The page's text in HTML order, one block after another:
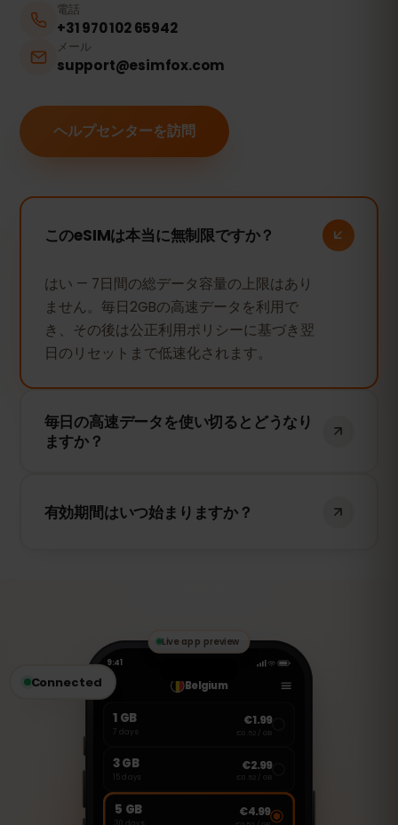
電話
+31 970 102 65942
メール
support@esimfox.com
ヘルプセンターを訪問
このeSIMは本当に無制限ですか？
はい — 7日間の総データ容量の上限はあり
ません。毎日2GBの高速データを利用で
き、その後は公正利用ポリシーに基づき翌
日のリセットまで低速化されます。
毎日の高速データを使い切るとどうなり
ますか？
グ、メッセージ、地図は使えます — ただし
有効期間はいつ始まりますか？